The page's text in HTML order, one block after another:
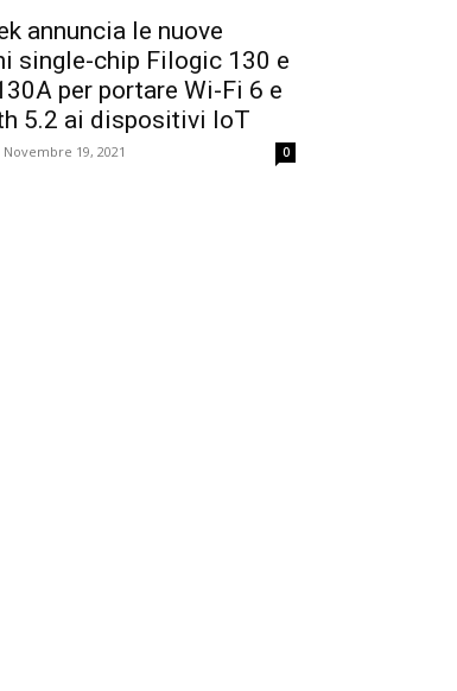
annuncia le nuove
single-chip Filogic 130 e
per portare Wi-Fi 6 e
5.2 ai dispositivi IoT
Novembre 19, 2021 0